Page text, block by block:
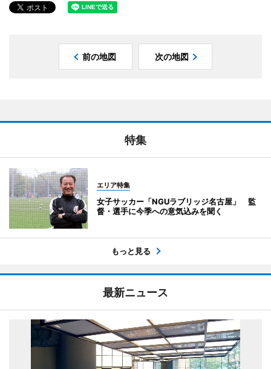
前の地図 次の地図
特集
エリア特集
女子サッカー「NGUラブリッジ名古屋」 監
督・選手に今季への意気込みを聞く
もっと見る
最新ニュース